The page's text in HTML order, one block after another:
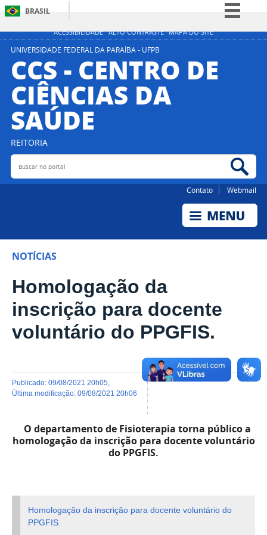
ACESSIBILIDADE ALTO CONTRASTE MAPA DO SITE
BRASIL
Simplifique!
Participe
Acesso à informação
Legislação
UNIVERSIDADE FEDERAL DA PARAÍBA - UFPB
CCS - CENTRO DE
CIÊNCIAS DA
SAÚDE
REITORIA
Buscar no portal
Contato Webmail
NOTÍCIAS
Homologação da
inscrição para docente
voluntário do PPGFIS.
publicado: 09/08/2021 20h05
última modificação: 09/08/2021 20h06
O departamento de Fisioterapia torna público a
homologação da inscrição para docente voluntário
do PPGFIS.
Homologação da inscrição para docentevoluntário do
PPGFIS.